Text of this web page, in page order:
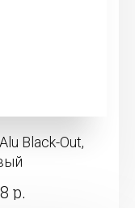
Black-Out,
р.